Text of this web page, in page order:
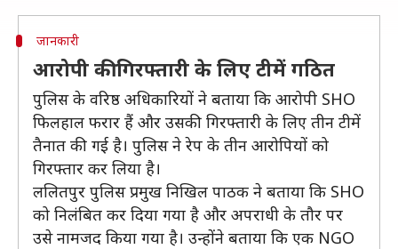
जानकारी
आरोपी की गिरफ्तारी के लिए टीमें गठित
पुलिस के वरिष्ठ अधिकारियों ने बताया कि आरोपी SHO
फिलहाल फरार हैं और उसकी गिरफ्तारी के लिए तीन टीमें
तैनात की गई है। पुलिस ने रेप के तीन आरोपियों को
गिरफ्तार कर लिया है।
ललितपुर पुलिस प्रमुख निखिल पाठक ने बताया कि SHO
को निलंबित कर दिया गया है और अपराधी के तौर पर
उसे नामजद किया गया है। उन्होंने बताया कि एक NGO